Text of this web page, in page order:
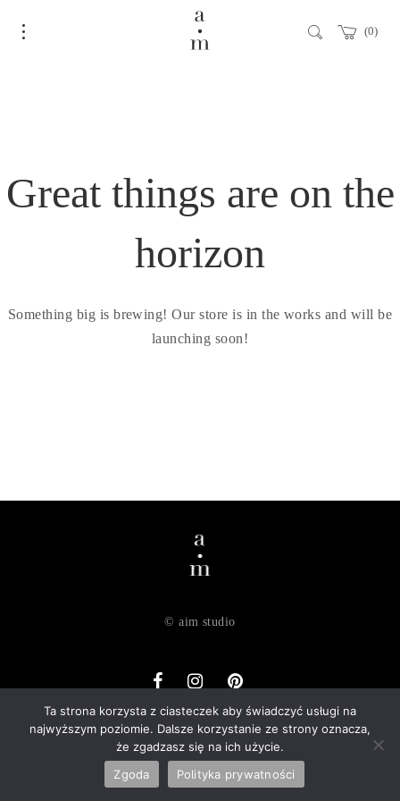
0
Great things are on the
horizon
Something big is brewing! Our store is in the works and will be
launching soon!
Ta strona korzysta z ciasteczek aby świadczyć usługi na
najwyższym poziomie. Dalsze korzystanie ze strony oznacza,
że zgadzasz się na ich użycie.
Zgoda
Polityka prywatności
© aim studio
o nas dostawa zwroty regulamin
polityka prywatności
kontakt